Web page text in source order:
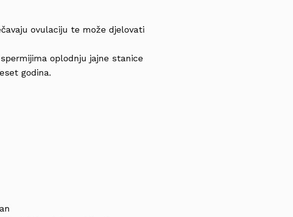
ovulaciju te može djelovati
oplodnju jajne stanice
godina.